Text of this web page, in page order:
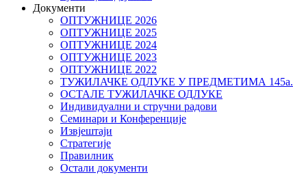
Документи
ОПТУЖНИЦЕ 2026
ОПТУЖНИЦЕ 2025
ОПТУЖНИЦЕ 2024
ОПТУЖНИЦЕ 2023
ОПТУЖНИЦЕ 2022
ТУЖИЛАЧКЕ ОДЛУКЕ У ПРЕДМЕТИМА 145а.
ОСТАЛЕ ТУЖИЛАЧКЕ ОДЛУКЕ
Индивидуални и стручни радови
Семинари и Конференције
Извјештаји
Стратегије
Правилник
Остали документи